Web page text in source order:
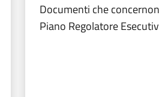
Documenti che
Piano Regolatore